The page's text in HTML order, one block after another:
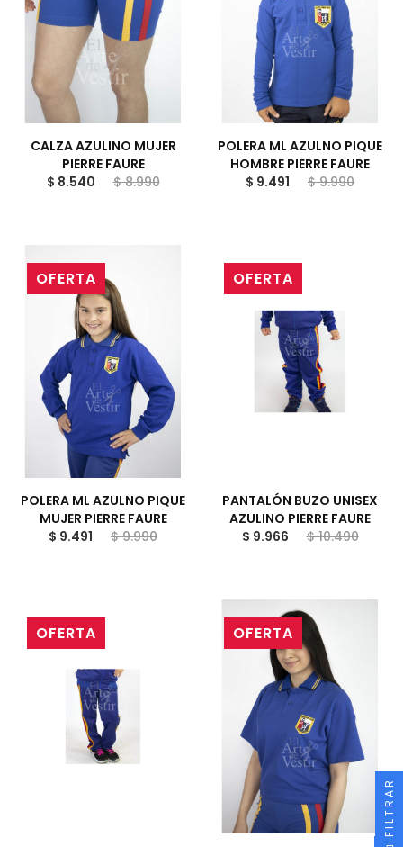
CALZA AZULINO MUJER
PIERRE FAURE
$ 8.540
$ 8.990
POLERA ML AZULNO PIQUE
HOMBRE PIERRE FAURE
$ 9.491
$ 9.990
OFERTA
POLERA ML AZULNO PIQUE
MUJER PIERRE FAURE
$ 9.491
$ 9.990
OFERTA
PANTALÓN BUZO UNISEX
AZULINO PIERRE FAURE
$ 9.966
$ 10.490
OFERTA OFERTA
FILTRAR